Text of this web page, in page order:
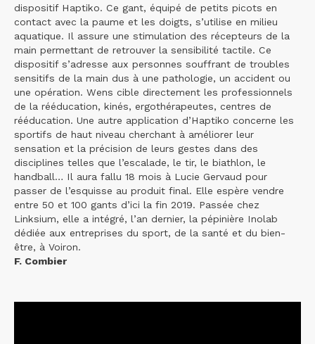
dispositif Haptiko. Ce gant, équipé de petits picots en
contact avec la paume et les doigts, s’utilise en milieu
aquatique. Il assure une stimulation des récepteurs de la
main permettant de retrouver la sensibilité tactile. Ce
dispositif s’adresse aux personnes souffrant de troubles
sensitifs de la main dus à une pathologie, un accident ou
une opération. Wens cible directement les professionnels
de la rééducation, kinés, ergothérapeutes, centres de
rééducation. Une autre application d’Haptiko concerne les
sportifs de haut niveau cherchant à améliorer leur
sensation et la précision de leurs gestes dans des
disciplines telles que l’escalade, le tir, le biathlon, le
handball… Il aura fallu 18 mois à Lucie Gervaud pour
passer de l’esquisse au produit final. Elle espère vendre
entre 50 et 100 gants d’ici la fin 2019. Passée chez
Linksium, elle a intégré, l’an dernier, la pépinière Inolab
dédiée aux entreprises du sport, de la santé et du bien-
être, à Voiron.
F. Combier